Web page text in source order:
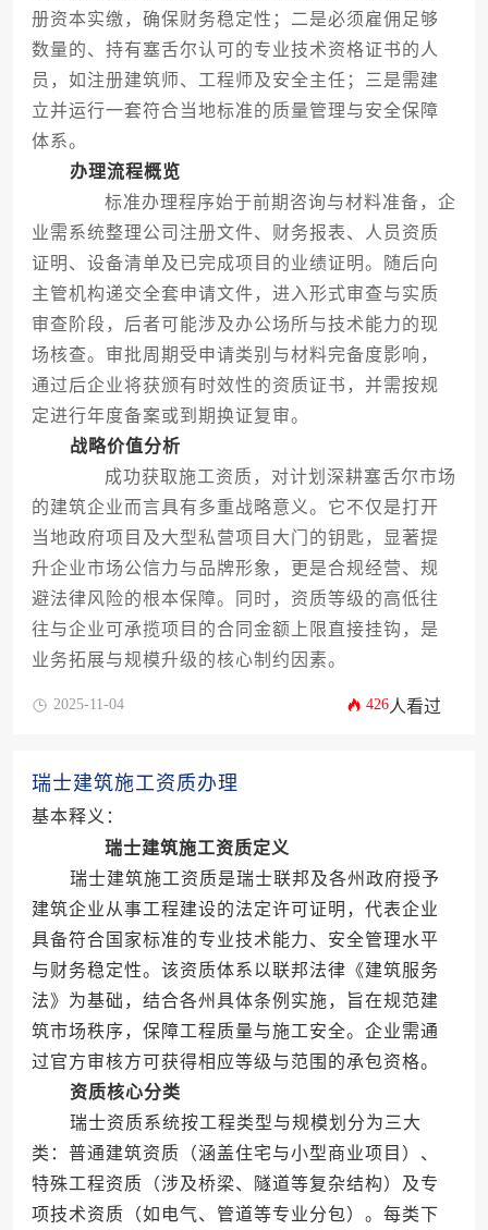
册资本实缴，确保财务稳定性；二是必须雇佣足够
数量的、持有塞舌尔认可的专业技术资格证书的人
员，如注册建筑师、工程师及安全主任；三是需建
立并运行一套符合当地标准的质量管理与安全保障
体系。
办理流程概览
标准办理程序始于前期咨询与材料准备，企
业需系统整理公司注册文件、财务报表、人员资质
证明、设备清单及已完成项目的业绩证明。随后向
主管机构递交全套申请文件，进入形式审查与实质
审查阶段，后者可能涉及办公场所与技术能力的现
场核查。审批周期受申请类别与材料完备度影响，
通过后企业将获颁有时效性的资质证书，并需按规
定进行年度备案或到期换证复审。
战略价值分析
成功获取施工资质，对计划深耕塞舌尔市场
的建筑企业而言具有多重战略意义。它不仅是打开
当地政府项目及大型私营项目大门的钥匙，显著提
升企业市场公信力与品牌形象，更是合规经营、规
避法律风险的根本保障。同时，资质等级的高低往
往与企业可承揽项目的合同金额上限直接挂钩，是
业务拓展与规模升级的核心制约因素。
2025-11-04 426人看过
瑞士建筑施工资质办理
基本释义：
瑞士建筑施工资质定义
瑞士建筑施工资质是瑞士联邦及各州政府授予
建筑企业从事工程建设的法定许可证明，代表企业
具备符合国家标准的专业技术能力、安全管理水平
与财务稳定性。该资质体系以联邦法律《建筑服务
法》为基础，结合各州具体条例实施，旨在规范建
筑市场秩序，保障工程质量与施工安全。企业需通
过官方审核方可获得相应等级与范围的承包资格。
资质核心分类
瑞士资质系统按工程类型与规模划分为三大
类：普通建筑资质（涵盖住宅与小型商业项目）、
特殊工程资质（涉及桥梁、隧道等复杂结构）及专
项技术资质（如电气、管道等专业分包）。每类下